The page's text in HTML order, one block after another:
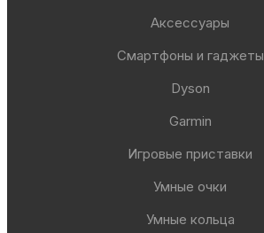
Аксессуары
Смартфоны и гаджеты
Dyson
Garmin
Игровые приставки
Умные очки
Умные кольца